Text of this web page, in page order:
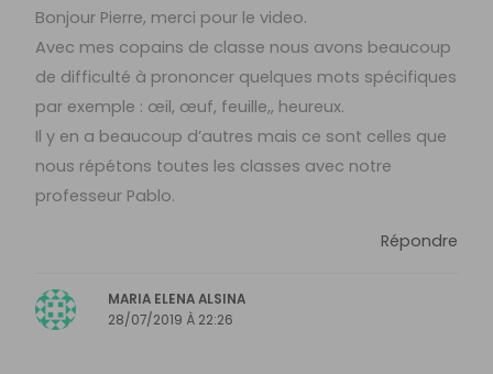
Bonjour Pierre, merci pour le video.
Avec mes copains de classe nous avons beaucoup
de difficulté à prononcer quelques mots spécifiques
par exemple : œil, œuf, feuille,, heureux.
Il y en a beaucoup d’autres mais ce sont celles que
nous répétons toutes les classes avec notre
professeur Pablo.
Répondre
MARIA ELENA ALSINA
28/07/2019 À 22:26